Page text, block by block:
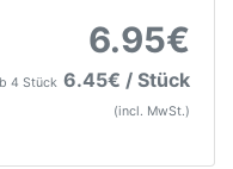
6.95€
4 Stück 6.45€ / Stück
(incl. MwSt.)